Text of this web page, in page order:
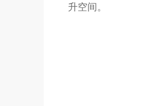
升空间。